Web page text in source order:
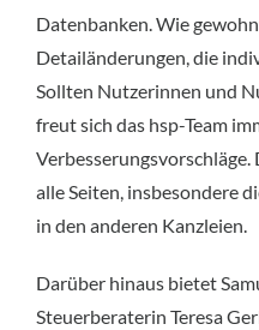
Datenbanken. Wie
Detailänderungen, die
Sollten Nutzerinnen und
freut sich das hsp-Team
alle Seiten, insbesondere
in den anderen Kanzleien.
Darüber hinaus bietet
Steuerberaterin Teresa